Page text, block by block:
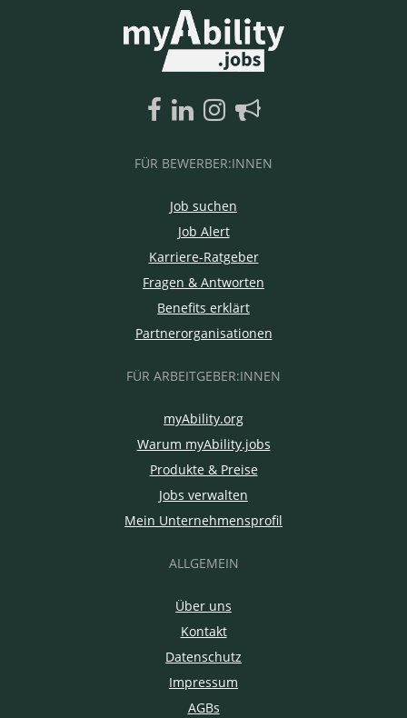
FÜR BEWERBER:INNEN
Job suchen
Job Alert
Karriere-Ratgeber
Fragen & Antworten
Benefits erklärt
Partnerorganisationen
FÜR ARBEITGEBER:INNEN
myAbility.org
Warum myAbility.jobs
Produkte & Preise
Jobs verwalten
Mein Unternehmensprofil
ALLGEMEIN
Über uns
Kontakt
Datenschutz
Impressum
AGBs